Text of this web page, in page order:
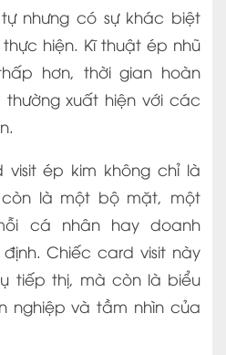
nhưng có sự khác biệt
hiện. Kĩ thuật ép nhũ
hơn, thời gian hoàn
xuất hiện với các
ép kim không chỉ là
là một bộ mặt, một
cá nhân hay doanh
Chiếc card visit này
tiếp thị, mà còn là biểu
nghiệp và tầm nhìn của